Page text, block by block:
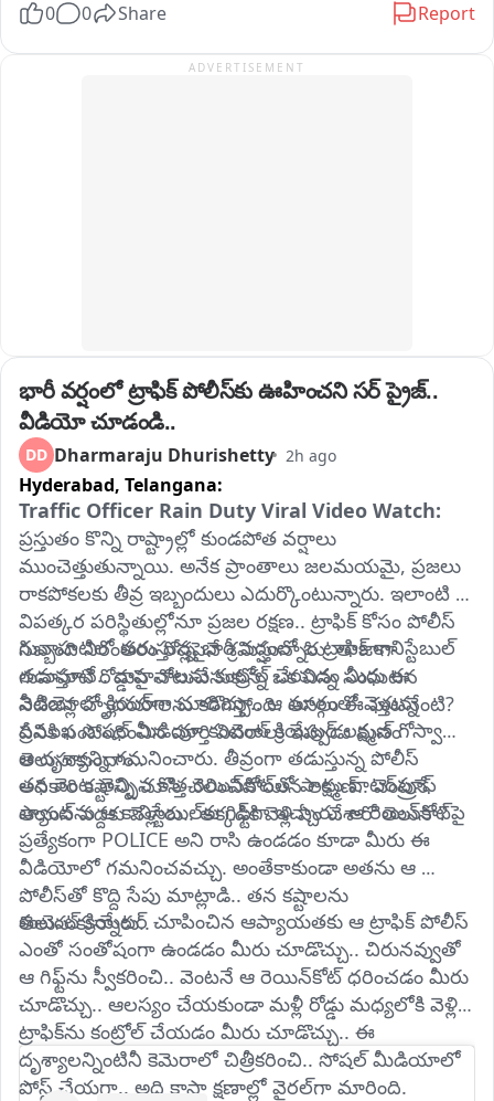
0 0 Share Report
ADVERTISEMENT
భారీ వర్షంలో ట్రాఫిక్ పోలీస్‌కు ఊహించని సర్ ప్రైజ్..
వీడియో చూడండి..
DD Dharmaraju Dhurishetty 2h ago
Hyderabad, Telangana:
Traffic Officer Rain Duty Viral Video Watch:
ప్రస్తుతం కొన్ని రాష్ట్రాల్లో కుండపోత వర్షాలు
ముంచెత్తుతున్నాయి. అనేక ప్రాంతాలు జలమయమై, ప్రజలు
రాకపోకలకు తీవ్ర ఇబ్బందులు ఎదుర్కొంటున్నారు. ఇలాంటి
విపత్కర పరిస్థితుల్లోనూ ప్రజల రక్షణ.. ట్రాఫిక్ కోసం పోలీస్
సిబ్బంది నిరంతరం రోడ్లపైనే శ్రమిస్తున్నారు. తాజాగా
గువాహటి రోడ్డుపై చోటుచేసుకున్న ఒక చిన్న సంఘటన
నెటిజన్ల హృదయాలను కరిగిస్తోంది. అసలు ఈ ఘటనేంటి?
దీనికి సంబంధించిన పూర్తి వివరాలు ఇప్పుడు మనం
తెలుసుకుందాం..
గువాహటిలో కురుస్తున్న భారీ వర్షంలో ఓ ట్రాఫిక్ కానిస్టేబుల్
తడుస్తూనే.. వాహనాలను కంట్రోల్‌ చేయడం మీరు ఈ
వీడియోలో క్లియర్‌గా చూడొచ్చు.. ఆ మార్గంలో వెళ్తున్న
ప్రముఖ సోషల్ మీడియా కంటెంట్ క్రియేటర్ లక్ష్మణ్ గోస్వామి
ఆ దృశ్యాన్ని గమనించారు. తీవ్రంగా తడుస్తున్న పోలీస్
అధికారి కష్టాన్ని చూసి చలించిపోయిన లక్ష్మణ్.. వెంటనే
ఆయన వద్దకు వెళ్లారు.. అక్కడికి వెళ్లి ఏం చేశారో తెలుసా?
తన వెంట తెచ్చిన కొత్త రెయిన్‌కోట్‌తో పాటు వాటర్‌ప్రూఫ్
ప్యాంట్‌ను ఆ కానిస్టేబుల్‌కు గిఫ్ట్‌గా ఇచ్చారు. ఆ రెయిన్‌కోట్‌పై
ప్రత్యేకంగా POLICE అని రాసి ఉండడం కూడా మీరు ఈ
వీడియోలో గమనించవచ్చు. అంతేకాకుండా అతను ఆ
పోలీస్‌తో కొద్ది సేపు మాట్లాడి.. తన కష్టాలను
తెలుసుకున్నారు..
కంటెంట్ క్రియేటర్ చూపించిన ఆప్యాయతకు ఆ ట్రాఫిక్ పోలీస్
ఎంతో సంతోషంగా ఉండడం మీరు చూడొచ్చు.. చిరునవ్వుతో
ఆ గిఫ్ట్‌ను స్వీకరించి.. వెంటనే ఆ రెయిన్‌కోట్ ధరించడం మీరు
చూడొచ్చు.. ఆలస్యం చేయకుండా మళ్లీ రోడ్డు మధ్యలోకి వెళ్లి
ట్రాఫిక్‌ను కంట్రోల్‌ చేయడం మీరు చూడొచ్చు.. ఈ
దృశ్యాలన్నింటినీ కెమెరాలో చిత్రీకరించి.. సోషల్ మీడియాలో
పోస్ట్ చేయగా.. అది కాస్తా క్షణాల్లో వైరల్‌గా మారింది.